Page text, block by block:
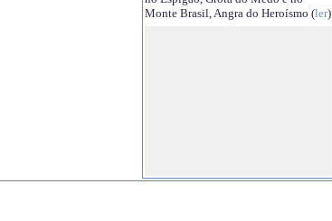
Monte Brasil, Angra do Heroísmo (ler)